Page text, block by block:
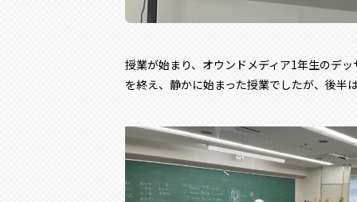
授業が始まり、オウンドメディア1年生のデ
を終え、静かに始まった授業でしたが、後半